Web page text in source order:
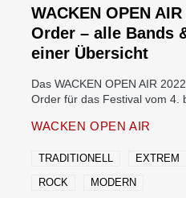
WACKEN OPEN
Order – alle Bands
einer Übersicht
Das WACKEN OPEN AIR
Order für das Festival vom 4.
WACKEN OPEN AIR
TRADITIONELL EXTREM
ROCK
MODERN